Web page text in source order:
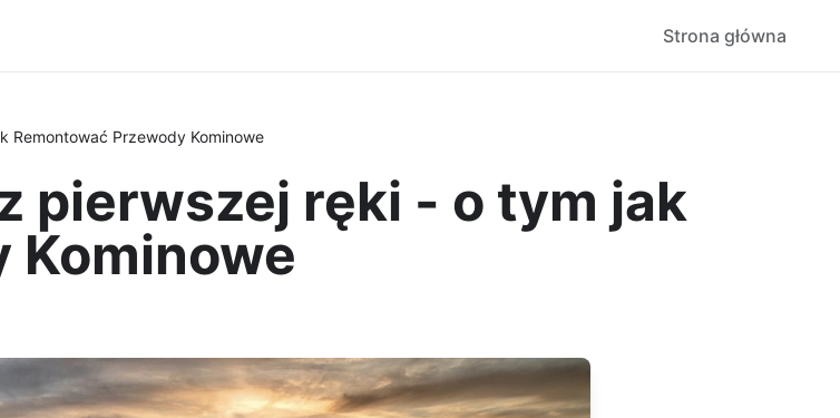
Strona główna
Remontować Przewody Kominowe
pierwszej ręki - o tym jak
Kominowe